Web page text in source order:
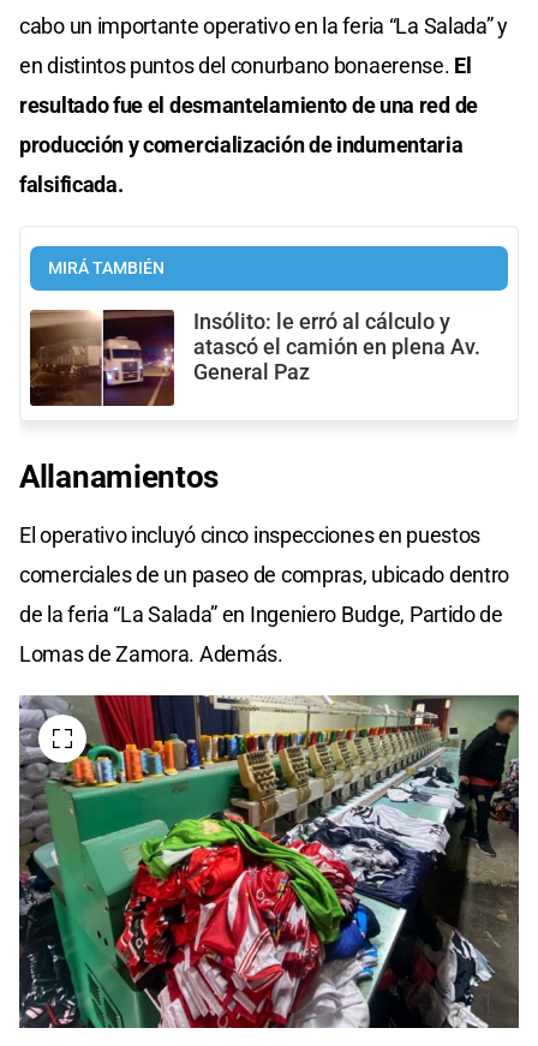
cabo un importante operativo en la feria “La Salada” y
en distintos puntos del conurbano bonaerense. El
resultado fue el desmantelamiento de una red de
producción y comercialización de indumentaria
falsificada.
MIRÁ TAMBIÉN
Insólito: le erró al cálculo y
atascó el camión en plena Av.
General Paz
Allanamientos
El operativo incluyó cinco inspecciones en puestos
comerciales de un paseo de compras, ubicado dentro
de la feria “La Salada” en Ingeniero Budge, Partido de
Lomas de Zamora. Además.